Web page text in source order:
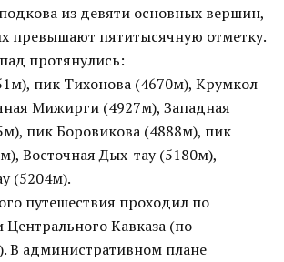
из девяти основных вершин,
превышают пятитысячную отметку.
протянулись:
пик Тихонова (4670м), Крумкол
Мижирги (4927м), Западная
пик Боровикова (4888м), пик
Восточная Дых-тау (5180м),
(5204м).
путешествия проходил по
Центрального Кавказа (по
В административном плане